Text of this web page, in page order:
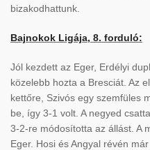
bizakodhattunk.
Bajnokok Ligája, 8. forduló:
Jól kezdett az Eger, Erdélyi
közelebb hozta a Bresciát. Az
kettőre, Szivós egy szemfüles
be, így 3-1 volt. A negyed
3-2-re módosította az állást. A
Eger. Hosi és Angyal révén